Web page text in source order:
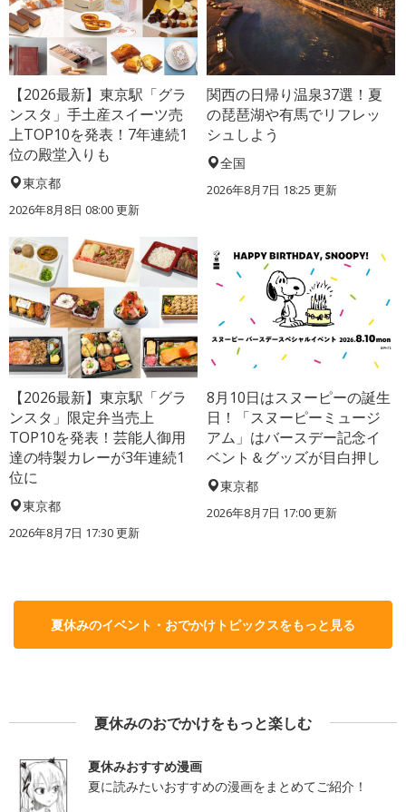
【2026最新】東京駅「グラ
ンスタ」手土産スイーツ売
上TOP10を発表！7年連続1
位の殿堂入りも
東京都
2026年8月8日 08:00更新
関西の日帰り温泉37選！夏
の琵琶湖や有馬でリフレッ
シュしよう
全国
2026年8月7日 18:25 更新
【2026最新】東京駅「グラ
ンスタ」限定弁当売上
TOP10を発表！芸能人御用
達の特製カレーが3年連続1
位に
東京都
2026年8月7日 17:30更新
8月10日はスヌーピーの誕生
日！「スヌーピーミュージ
アム」はバースデー記念イ
ベント＆グッズが目白押し
東京都
2026年8月7日 17:00更新
夏休みのイベント・おでかけトピックスをもっと見る
夏休みのおでかけをもっと楽しむ
夏休みおすすめ漫画
夏に読みたいおすすめの漫画をまとめてご紹介！